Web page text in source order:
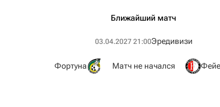
Ближайший матч
03.04.2027 21:00Эредивизи
Фортуна Матч не начался